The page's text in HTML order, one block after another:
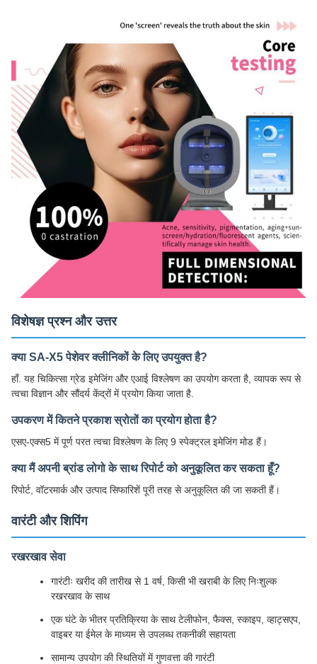
विशेषज्ञ प्रश्न और उत्तर
क्या SA-X5 पेशेवर क्लीनिकों के लिए उपयुक्त है?
हाँ. यह चिकित्सा ग्रेड इमेजिंग और एआई विश्लेषण का उपयोग करता है, व्यापक रूप से
त्वचा विज्ञान और सौंदर्य केंद्रों में प्रयोग किया जाता है.
उपकरण में कितने प्रकाश स्रोतों का प्रयोग होता है?
एसए-एक्स5 में पूर्ण परत त्वचा विश्लेषण के लिए 9 स्पेक्ट्रल इमेजिंग मोड हैं।
क्या मैं अपनी ब्रांड लोगो के साथ रिपोर्ट को अनुकूलित कर सकता हूँ?
रिपोर्ट, वॉटरमार्क और उत्पाद सिफारिशें पूरी तरह से अनुकूलित की जा सकती हैं।
वारंटी और शिपिंग
रखरखाव सेवा
गारंटीः खरीद की तारीख से 1 वर्ष, किसी भी खराबी के लिए निःशुल्क
रखरखाव के साथ
एक घंटे के भीतर प्रतिक्रिया के साथ टेलीफोन, फैक्स, स्काइप, व्हाट्सएप,
वाइबर या ईमेल के माध्यम से उपलब्ध तकनीकी सहायता
सामान्य उपयोग की स्थितियों में गुणवत्ता की गारंटी